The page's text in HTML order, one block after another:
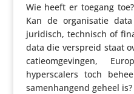
Wie heeft er toegang
Kan de orga­ni­satie
juridisch, technisch of
data die verspreid staat
ca­tie­om­ge­vingen,
hypers­ca­lers toch
samen­han­gend geheel is?